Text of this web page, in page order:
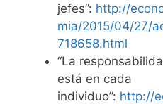
jefes”: http://
mia/2015/04/27/
718658.html
“La
está en cada
individuo”: http://